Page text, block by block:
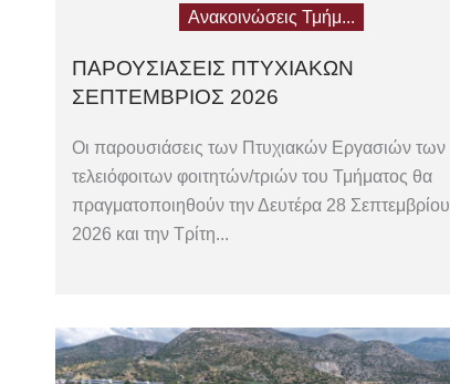
Ανακοινώσεις Τμήμ...
ΠΑΡΟΥΣΙΑΣΕΙΣ ΠΤΥΧΙΑΚΩΝ
ΣΕΠΤΕΜΒΡΙΟΣ 2026
Οι παρουσιάσεις των Πτυχιακών Εργασιών των
τελειόφοιτων φοιτητών/τριών του Τμήματος θα
πραγματοποιηθούν την Δευτέρα 28 Σεπτεμβρίου
2026 και την Τρίτη...